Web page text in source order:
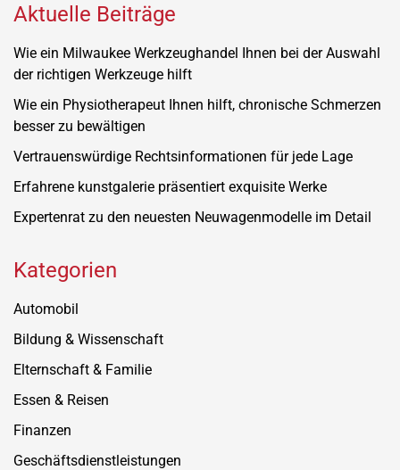
Aktuelle Beiträge
Wie ein Milwaukee Werkzeughandel Ihnen bei der Auswahl
der richtigen Werkzeuge hilft
Wie ein Physiotherapeut Ihnen hilft, chronische Schmerzen
besser zu bewältigen
Vertrauenswürdige Rechtsinformationen für jede Lage
Erfahrene kunstgalerie präsentiert exquisite Werke
Expertenrat zu den neuesten Neuwagenmodelle im Detail
Kategorien
Automobil
Bildung & Wissenschaft
Elternschaft & Familie
Essen & Reisen
Finanzen
Geschäftsdienstleistungen